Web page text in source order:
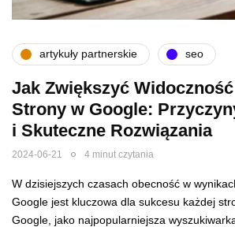
artykuły partnerskie seo
Jak Zwiększyć
Strony w Google:
i Skuteczne Rozwiązania
2024-06-21 4 minut czytania
W dzisiejszych czasach obecność w
Google jest kluczowa dla sukcesu każdej
Google, jako najpopularniejsza